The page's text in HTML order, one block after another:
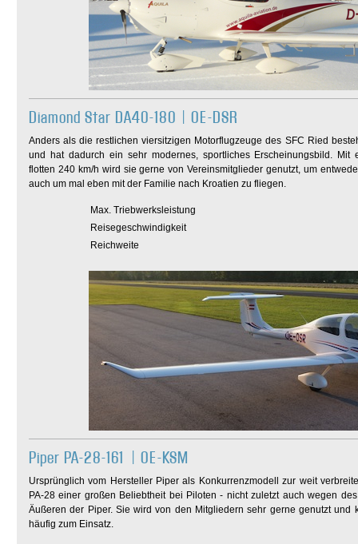
Diamond Star DA40-180 | OE-DSR
Anders als die restlichen viersitzigen Motorflugzeuge des SFC Ried
und hat dadurch ein sehr modernes, sportliches Erscheinungsbild. Mit
flotten 240 km/h wird sie gerne von Vereinsmitglieder genutzt, um
auch um mal eben mit der Familie nach Kroatien zu fliegen.
Max. Triebwerksleistung
Reisegeschwindigkeit
Reichweite
Piper PA-28-161 | OE-KSM
Ursprünglich vom Hersteller Piper als Konkurrenzmodell zur weit
PA-28 einer großen Beliebtheit bei Piloten - nicht zuletzt auch wegen
Äußeren der Piper. Sie wird von den Mitgliedern sehr gerne genutzt und
häufig zum Einsatz.